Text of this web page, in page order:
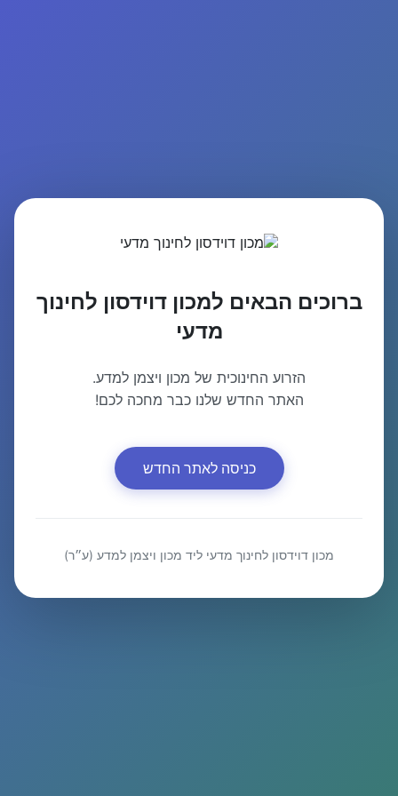
ברוכים הבאים למכון דוידסון לחינוך
מדעי
הזרוע החינוכית של מכון ויצמן למדע.
האתר החדש שלנו כבר מחכה לכם!
כניסה לאתר החדש
מכון דוידסון לחינוך מדעי ליד מכון ויצמן למדע (ע״ר)